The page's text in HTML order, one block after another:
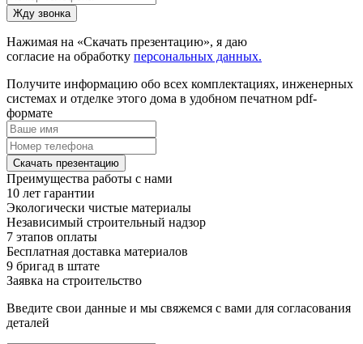
Жду звонка
Нажимая на «Скачать презентацию», я даю
согласие на обработку персональных данных.
Получите информацию обо всех комплектациях, инженерных
системах и отделке этого дома в удобном печатном pdf-
формате
Скачать презентацию
Преимущества работы с нами
10 лет гарантии
Экологически чистые материалы
Независимый строительный надзор
7 этапов оплаты
Бесплатная доставка материалов
9 бригад в штате
Заявка на строительство
Введите свои данные и мы свяжемся с вами для согласования
деталей